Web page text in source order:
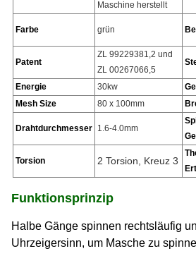
Maschine herstellt
Farbe grün
Patent
ZL 99229381,2 und
ZL 00267066,5
Energie 30kw
Mesh Size
80 x 100mm
Drahtdurchmesser 1.6-4.0mm
Torsion 2 Torsion, Kreuz 3
Funktionsprinzip
Halbe Gänge spinnen rechtsläufig
Uhrzeigersinn, um Masche zu